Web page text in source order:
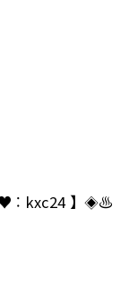
: kxc24 】◈♨️